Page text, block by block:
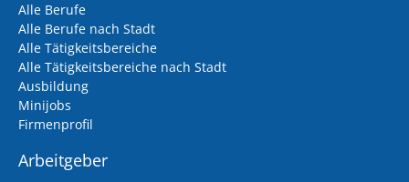
Alle Berufe
Alle Berufe nach Stadt
Alle Tätigkeitsbereiche
Alle Tätigkeitsbereiche nach Stadt
Ausbildung
Minijobs
Firmenprofil
Arbeitgeber